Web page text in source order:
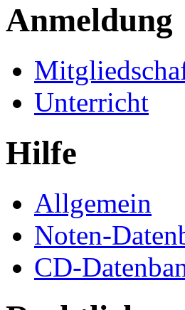
Anmeldung
Unterricht
Hilfe
Allgemein
Noten-
CD-